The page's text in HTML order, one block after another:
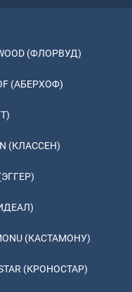
(ФЛОРВУД)
(АБЕРХОФ)
(КЛАССЕН)
(КАСТАМОНУ)
(КРОНОСТАР)